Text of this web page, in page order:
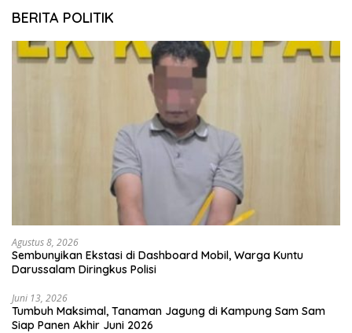
BERITA POLITIK
Agustus 8, 2026
Sembunyikan Ekstasi di Dashboard Mobil, Warga Kuntu
Darussalam Diringkus Polisi
Juni 13, 2026
Tumbuh Maksimal, Tanaman Jagung di Kampung Sam Sam
Siap Panen Akhir Juni 2026